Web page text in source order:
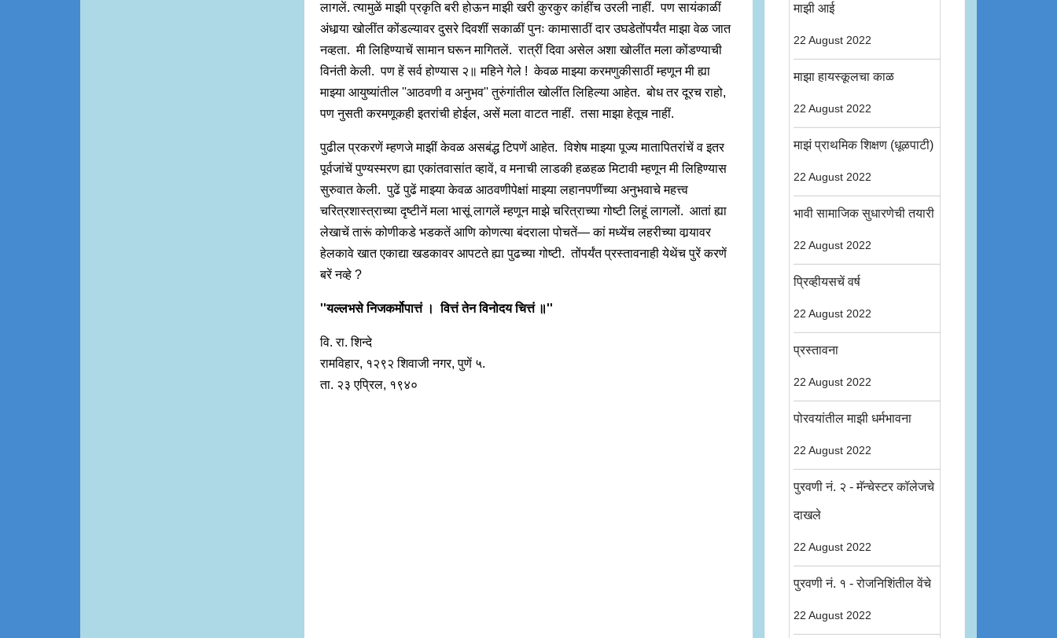
लागलें. त्यामुळें माझी प्रकृति बरी होऊन माझी खरी कुरकुर कांहींच उरली नाहीं. पण सायंकाळीं
अंधार्‍या खोलींत कोंडल्यावर दुसरे दिवशीं सकाळीं पुनः कामासाठीं दार उघडेतोंपर्यंत माझा वेळ जात
नव्हता. मी लिहिण्याचें सामान घरून मागितलें. रात्रीं दिवा असेल अशा खोलींत मला कोंडण्याची
विनंती केली. पण हें सर्व होण्यास २॥ महिने गेले ! केवळ माझ्या करमणुकीसाठीं म्हणून मी ह्या
माझ्या आयुष्यांतील ''आठवणी व अनुभव'' तुरुंगांतील खोलींत लिहिल्या आहेत. बोध तर दूरच राहो,
पण नुसती करमणूकही इतरांची होईल, असें मला वाटत नाहीं. तसा माझा हेतूच नाहीं.
पुढील प्रकरणें म्हणजे माझीं केवळ असबंद्ध टिपणें आहेत. विशेष माझ्या पूज्य मातापितरांचें व इतर
पूर्वजांचें पुण्यस्मरण ह्या एकांतवासांत व्हावें, व मनाची लाडकी हळहळ मिटावी म्हणून मी लिहिण्यास
सुरुवात केली. पुढें पुढें माझ्या केवळ आठवणीपेक्षां माझ्या लहानपणींच्या अनुभवाचे महत्त्व
चरित्रशास्त्राच्या दृष्टीनें मला भासूं लागलें म्हणून माझे चरित्राच्या गोष्टी लिहूं लागलों. आतां ह्या
लेखाचें तारूं कोणीकडे भडकतें आणि कोणत्या बंदराला पोचतें— कां मध्येंच लहरीच्या वार्‍यावर
हेलकावे खात एकाद्या खडकावर आपटते ह्या पुढच्या गोष्टी. तोंपर्यंत प्रस्तावनाही येथेंच पुरें करणें
बरें नव्हे ?
''यल्लभसे निजकर्मोपात्तं । वित्तं तेन विनोदय चित्तं ॥''
वि. रा. शिन्दे
रामविहार, १२९२ शिवाजी नगर, पुणें ५.
ता. २३ एप्रिल, १९४०
माझी आई
22 August 2022
माझा हायस्कूलचा काळ
22 August 2022
माझं प्राथमिक शिक्षण (धूळपाटी)
22 August 2022
भावी सामाजिक सुधारणेची तयारी
22 August 2022
प्रिव्हीयसचें वर्ष
22 August 2022
प्रस्तावना
22 August 2022
पोरवयांतील माझी धर्मभावना
22 August 2022
पुरवणी नं. २ - मॅन्चेस्टर कॉलेजचे
दाखले
22 August 2022
पुरवणी नं. १ - रोजनिशिंतील वेंचे
22 August 2022